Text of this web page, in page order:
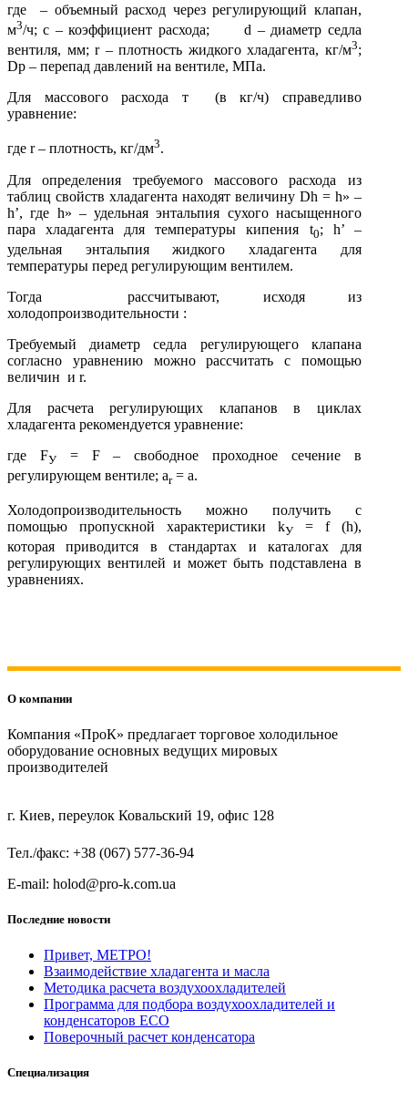
где – объемный расход через регулирующий клапан,
м3/ч; с – коэффициент расхода; d – диаметр седла
вентиля, мм; r – плотность жидкого хладагента, кг/м3;
Dр – перепад давлений на вентиле, МПа.
Для массового расхода т (в кг/ч) справедливо
уравнение:
где r – плотность, кг/дм3.
Для определения требуемого массового расхода из
таблиц свойств хладагента находят величину Dh = h» –
h’, где h» – удельная энталь­пия сухого насыщенного
пара хладагента для температуры кипения t0; h’ –
удельная энтальпия жидкого хладагента для
температуры перед регулирующим вентилем.
Тогда рассчитывают, исходя из
холодопроизводительности :
Требуемый диаметр седла регулирующего клапана
согласно урав­нению можно рассчитать с помощью
величин и r.
Для расчета регулирующих клапанов в циклах
хладагента рекомендуется уравнение:
где FУ= F – свободное проходное сечение в
регулирующем вентиле; ar= a.
Холодопроизводительность можно получить с
помощью пропуск­ной характеристики kУ= f (h),
которая приводится в стандартах и каталогах для
регулирующих вентилей и может быть подставлена в
уравнениях.
О компании
Компания «ПроК» предлагает торговое холодильное
оборудование основных ведущих мировых
производителей
г. Киев, переулок Ковальский 19, офис 128
Тел./факс: +38 (067) 577-36-94
E-mail: holod@pro-k.com.ua
Последние новости
Привет, МЕТРО!
Взаимодействие хладагента и масла
Методика расчета воздухоохладителей
Программа для подбора воздухоохладителей и
конденсаторов ECO
Поверочный расчет конденсатора
Специализация